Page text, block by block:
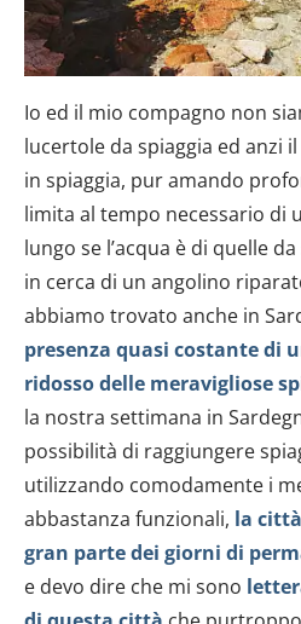
Io ed il mio compagno non
lucertole da spiaggia ed anzi
in spiaggia, pur amando
limita al tempo necessario di
lungo se l’acqua è di quelle
in cerca di un angolino
abbiamo trovato anche in
presenza quasi costante di
ridosso delle meravigliose
la nostra settimana in
possibilità di raggiungere
utilizzando comodamente i
abbastanza funzionali, la
gran parte dei giorni di
e devo dire che mi sono